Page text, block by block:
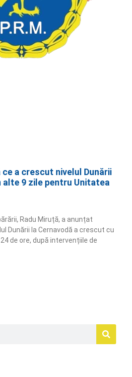
a crescut nivelul Dunării
alte 9 zile pentru Unitatea
Radu Miruță, a anunțat
Dunării la Cernavodă a crescut cu
de ore, după intervențiile de